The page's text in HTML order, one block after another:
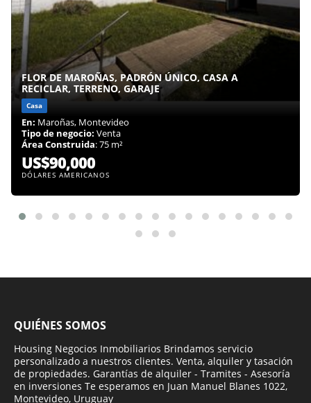
FLOR DE MAROÑAS, PADRÓN ÚNICO, CASA A
RECICLAR, TERRENO, GARAJE
Casa
En: Maroñas, Montevideo
Tipo de negocio: Venta
Área Construida: 75 m²
US$90,000
DÓLARES AMERICANOS
QUIÉNES SOMOS
Housing Negocios Inmobiliarios Brindamos servicio
personalizado a nuestros clientes. Venta, alquiler y tasación
de propiedades. Garantías de alquiler - Tramites - Asesoría
en inversiones Te esperamos en Juan Manuel Blanes 1022,
Montevideo, Uruguay